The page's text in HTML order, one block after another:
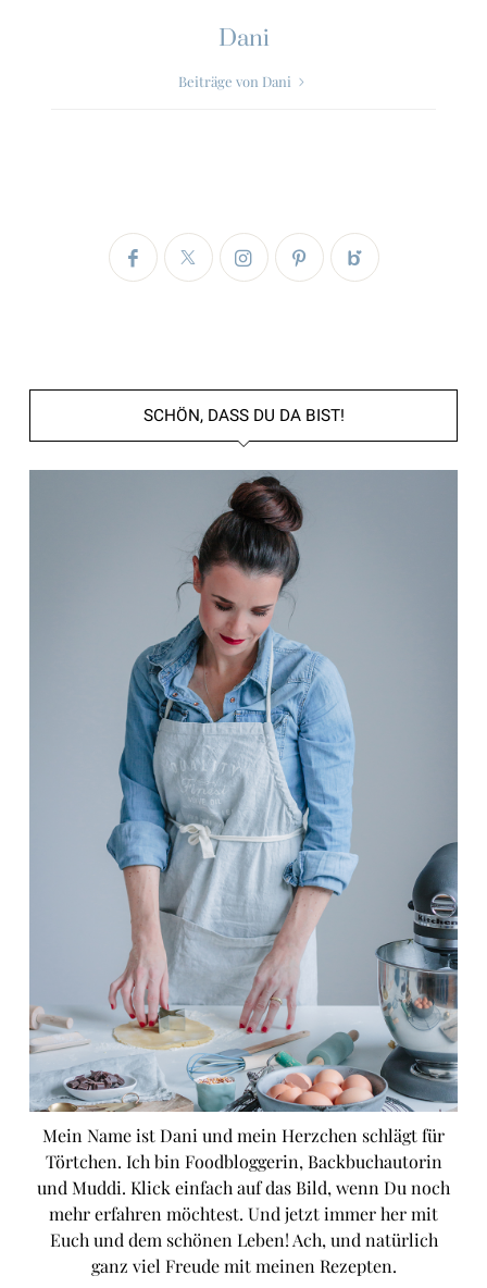
Dani
Beiträge von Dani
SCHÖN, DASS DU DA BIST!
Mein Name ist Dani und mein Herzchen schlägt für
Törtchen. Ich bin Foodbloggerin, Backbuchautorin
und Muddi. Klick einfach auf das Bild, wenn Du noch
mehr erfahren möchtest. Und jetzt immer her mit
Euch und dem schönen Leben! Ach, und natürlich
ganz viel Freude mit meinen Rezepten.